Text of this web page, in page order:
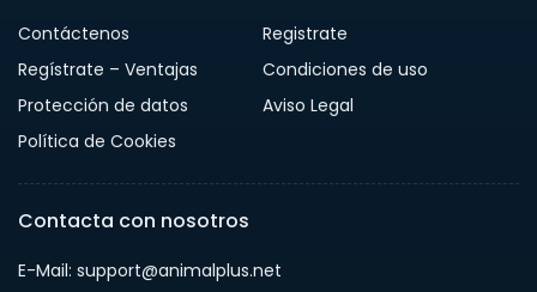
Contáctenos
Registrate
Regístrate – Ventajas
Condiciones de uso
Protección de datos
Aviso Legal
Política de Cookies
Contacta con nosotros
E-Mail: support@animalplus.net